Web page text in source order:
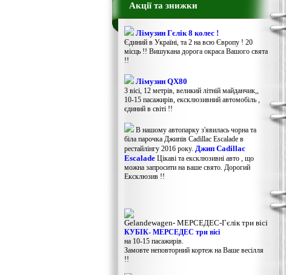
Акції та знижки
Лімузин Гєлік 8 колес !
Єдиний в Україні, та 2 на всю Європу ! 20
місць !! Вишукана дорога окраса Вашого свята
!!
Лімузин QX80
3 вісі, 12 метрів, великий літній майданчик,,
10-15 пасажирів, ексклюзивний автомобіль ,
єдиний в світі !!
В нашому автопарку з'явилась чорна та
біла парочка Джипів Cadillac Escalade в
рестайлінгу 2016 року. Джип Cadillac
Escalade Цікаві та ексклюзивні авто , що
можна запросити на ваше свято. Дорогий
Ексклюзив !!
Gelandewagen​- МЕРСЕДЕС-Гєлік три вісі
КУБІК- МЕРСЕДЕС три вісі
на 10-15 пасажирів.
Замовте неповторний кортеж на Ваше весілля
!!